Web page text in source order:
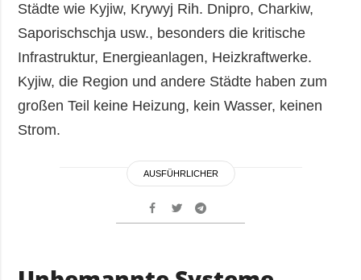
Städte wie Kyjiw, Krywyj Rih. Dnipro, Charkiw,
Saporischschja usw., besonders die kritische
Infrastruktur, Energieanlagen, Heizkraftwerke.
Kyjiw, die Region und andere Städte haben zum
großen Teil keine Heizung, kein Wasser, keinen
Strom.
AUSFÜHRLICHER